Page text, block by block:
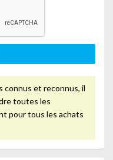
connus et reconnus, il
toutes les
pour tous les achats